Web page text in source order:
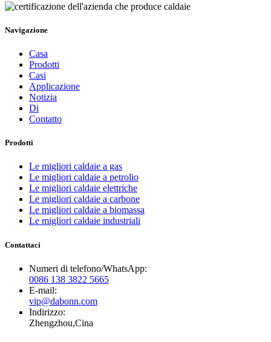
Navigazione
Casa
Prodotti
Casi
Applicazione
Notizia
Di
Contatto
Prodotti
Le migliori caldaie a gas
Le migliori caldaie a petrolio
Le migliori caldaie elettriche
Le migliori caldaie a carbone
Le migliori caldaie a biomassa
Le migliori caldaie industriali
Contattaci
Numeri di telefono/WhatsApp:
0086 138 3822 5665
E-mail:
vip@dabonn.com
Indirizzo:
Zhengzhou,Cina